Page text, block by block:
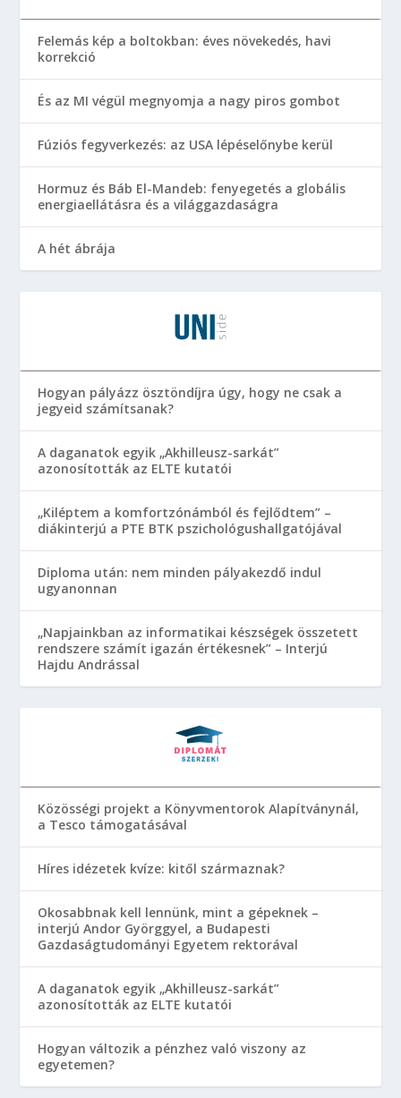
Felemás kép a boltokban: éves növekedés, havi
korrekció
És az MI végül megnyomja a nagy piros gombot
Fúziós fegyverkezés: az USA lépéselőnybe kerül
Hormuz és Báb El-Mandeb: fenyegetés a globális
energiaellátásra és a világgazdaságra
A hét ábrája
Hogyan pályázz ösztöndíjra úgy, hogy ne csak a
jegyeid számítsanak?
A daganatok egyik „Akhilleusz-sarkát”
azonosították az ELTE kutatói
„Kiléptem a komfortzónámból és fejlődtem” –
diákinterjú a PTE BTK pszichológushallgatójával
Diploma után: nem minden pályakezdő indul
ugyanonnan
„Napjainkban az informatikai készségek összetett
rendszere számít igazán értékesnek” – Interjú
Hajdu Andrással
Közösségi projekt a Könyvmentorok Alapítványnál,
a Tesco támogatásával
Híres idézetek kvíze: kitől származnak?
Okosabbnak kell lennünk, mint a gépeknek –
interjú Andor Györggyel, a Budapesti
Gazdaságtudományi Egyetem rektorával
A daganatok egyik „Akhilleusz-sarkát”
azonosították az ELTE kutatói
Hogyan változik a pénzhez való viszony az
egyetemen?